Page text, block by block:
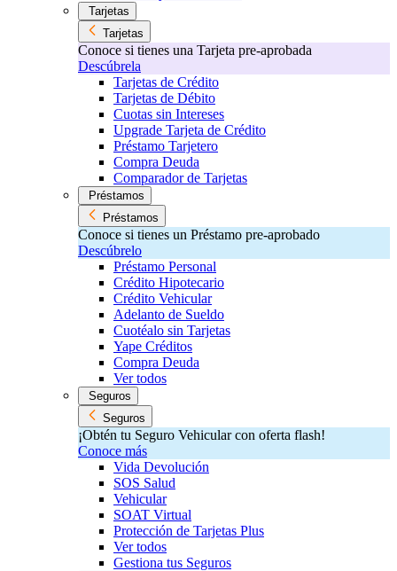
Tarjetas
Tarjetas
Conoce si tienes una Tarjeta pre-aprobada
Descúbrela
Tarjetas de Crédito
Tarjetas de Débito
Cuotas sin Intereses
Upgrade Tarjeta de Crédito
Préstamo Tarjetero
Compra Deuda
Comparador de Tarjetas
Préstamos
Préstamos
Conoce si tienes un Préstamo pre-aprobado
Descúbrelo
Préstamo Personal
Crédito Hipotecario
Crédito Vehicular
Adelanto de Sueldo
Cuotéalo sin Tarjetas
Yape Créditos
Compra Deuda
Ver todos
Seguros
Seguros
¡Obtén tu Seguro Vehicular con oferta flash!
Conoce más
Vida Devolución
SOS Salud
Vehicular
SOAT Virtual
Protección de Tarjetas Plus
Ver todos
Gestiona tus Seguros